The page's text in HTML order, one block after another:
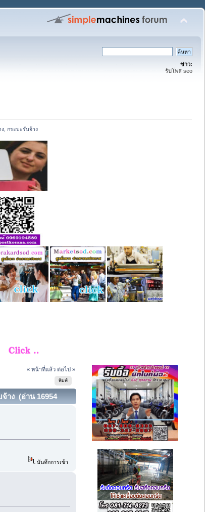
ข่าว:
รับโพส seo
, กระบะรับจ้าง
« หน้าที่แล้ว ต่อไป »
พิมพ์
จ้าง (อ่าน 16954
บันทึกการเข้า